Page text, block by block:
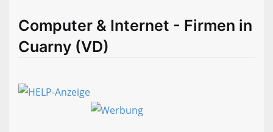
Computer & Internet - Firmen in
Cuarny (VD)